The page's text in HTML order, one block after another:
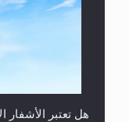
هل تعتبر الأشفار